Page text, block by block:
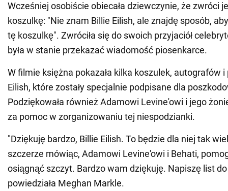
Wcześniej osobiście obiecała dziewczynie, że zwróci
koszulkę: "Nie znam Billie Eilish, ale znajdę sposób,
tę koszulkę". Zwróciła się do swoich przyjaciół
była w stanie przekazać wiadomość piosenkarce.
W filmie księżna pokazała kilka koszulek, autografów
Eilish, które zostały specjalnie podpisane dla
Podziękowała również Adamowi Levine'owi i jego
za pomoc w zorganizowaniu tej niespodzianki.
"Dziękuję bardzo, Billie Eilish. To będzie dla niej tak
szczerze mówiąc, Adamowi Levine'owi i Behati,
osiągnąć szczyt. Bardzo wam dziękuję. Napiszę list
powiedziała Meghan Markle.